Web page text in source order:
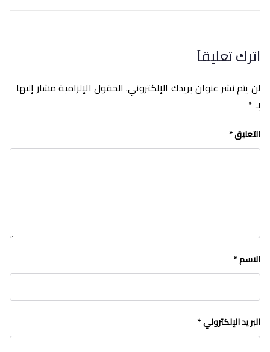
اترك تعليقاً
لن يتم نشر عنوان بريدك الإلكتروني. الحقول الإلزامية مشار إليها
بـ*
التعليق*
الاسم*
البريد الإلكتروني*